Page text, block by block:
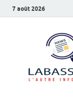
7 août 2026